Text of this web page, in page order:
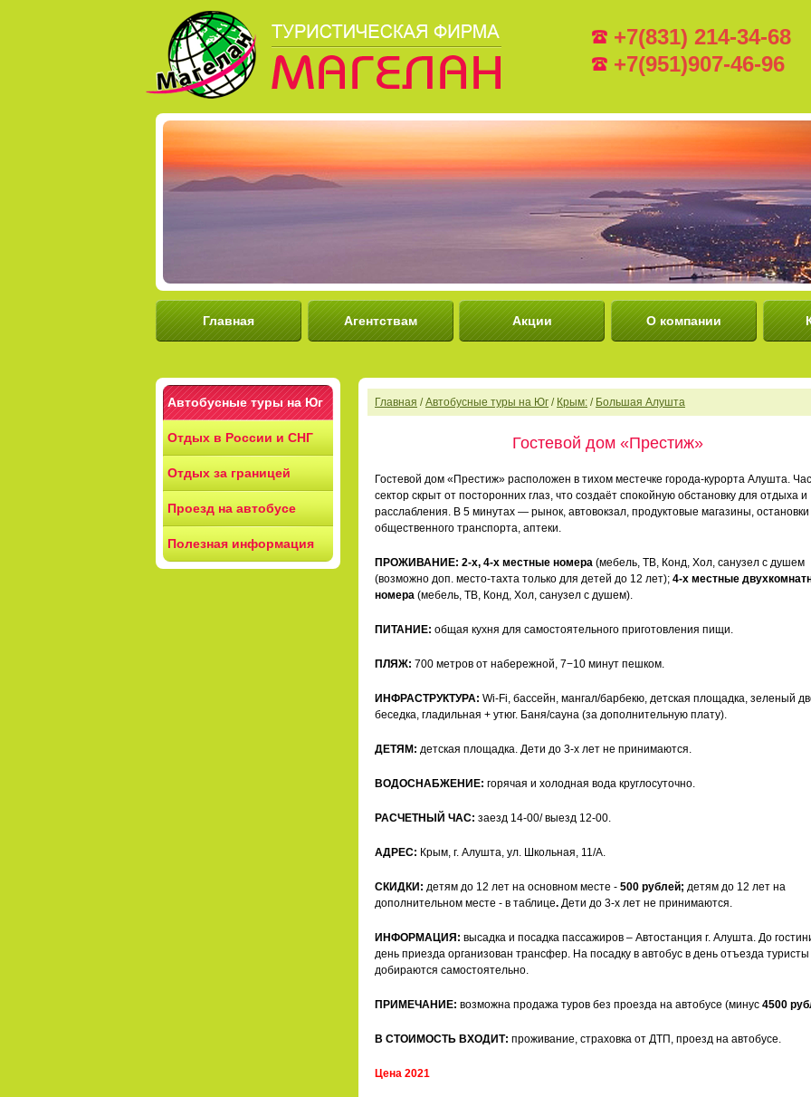
+7(831) 214-34-68
+7(951)907-46-96
Главная Агентствам Акции О компании
Автобусные туры на Юг
Отдых в России и СНГ
Отдых за границей
Проезд на автобусе
Полезная информация
Главная /Автобусные туры на Юг / Крым: / Большая Алушта
Гостевой дом «Престиж»
Гостевой дом «Престиж» расположен в тихом местечке города-курорта Алушта.
сектор скрыт от посторонних глаз, что создаёт спокойную обстановку для отдыха и
расслабления. В 5 минутах — рынок, автовокзал, продуктовые магазины, остановки
общественного транспорта, аптеки.
ПРОЖИВАНИЕ: 2-х, 4-х местные номера (мебель, ТВ, Конд, Хол, санузел с душем
(возможно доп. место-тахта только для детей до 12 лет); 4-х местные
номера (мебель, ТВ, Конд, Хол, санузел с душем).
ПИТАНИЕ: общая кухня для самостоятельного приготовления пищи.
ПЛЯЖ: 700 метров от набережной, 7−10 минут пешком.
ИНФРАСТРУКТУРА: Wi-Fi, бассейн, мангал/барбекю, детская площадка, зеленый
беседка, гладильная + утюг. Баня/сауна (за дополнительную плату).
ДЕТЯМ: детская площадка. Дети до 3-х лет не принимаются.
ВОДОСНАБЖЕНИЕ: горячая и холодная вода круглосуточно.
РАСЧЕТНЫЙ ЧАС: заезд 14-00/ выезд 12-00.
АДРЕС: Крым, г. Алушта, ул. Школьная, 11/А.
СКИДКИ: детям до 12 лет на основном месте - 500 рублей; детям до 12 лет на
дополнительном месте - в таблице. Дети до 3-х лет не принимаются.
ИНФОРМАЦИЯ: высадка и посадка пассажиров – Автостанция г. Алушта. До
день приезда организован трансфер. На посадку в автобус в день отъезда туристы
добираются самостоятельно.
ПРИМЕЧАНИЕ: возможна продажа туров без проезда на автобусе (минус 4500
В СТОИМОСТЬ ВХОДИТ: проживание, страховка от ДТП, проезд на автобусе.
Цена 2021